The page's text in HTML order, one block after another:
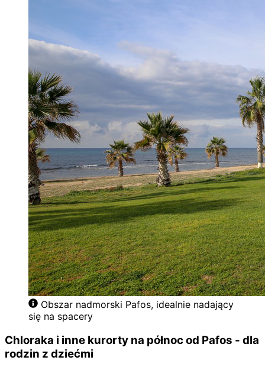
Obszar nadmorski Pafos, idealnie nadający
się na spacery
Chloraka i inne kurorty na północ od Pafos - dla
rodzin z dziećmi